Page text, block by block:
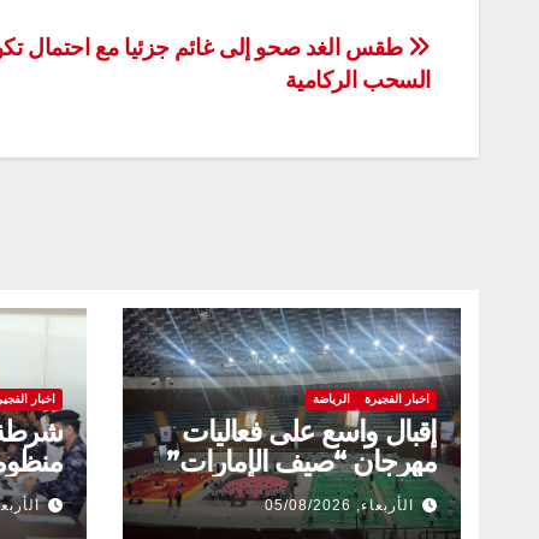
تصفّح
المقالات
طقس الغد صحو إلى غائم جزئيا مع احتمال
السحب الركامية
اخبار الفجيرة الرياضة
إقبال واسع على فعاليات
مهرجان “صيف الإمارات”
بالفجيرة
الأربعاء, 05/08/2026
اخبار
الأربعاء,